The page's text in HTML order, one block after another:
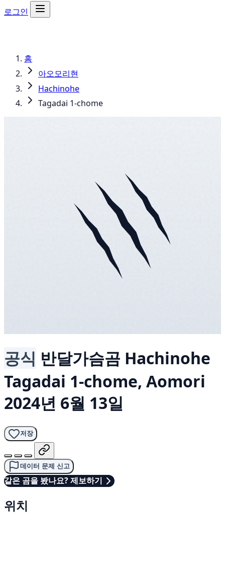
로그인
홈
아오모리현
Hachinohe
Tagadai 1-chome
공식 반달가슴곰 Hachinohe
Tagadai 1-chome, Aomori
2024년 6월 13일
저장
데이터 문제 신고
같은 곰을 봤나요? 제보하기
위치